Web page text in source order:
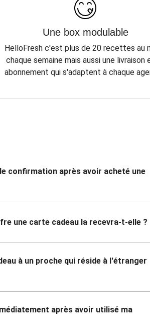
Une box modulable
HelloFresh c'est plus de 20 recettes au
chaque semaine mais aussi une livraison
abonnement qui s'adaptent à chaque
confirmation après avoir acheté une
une carte cadeau la recevra-t-elle ?
à un proche qui réside à l'étranger
après avoir utilisé ma